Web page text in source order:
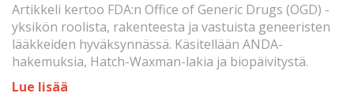
Artikkeli kertoo FDA:n Office of Generic Drugs (OGD) -
yksikön roolista, rakenteesta ja vastuista geneeristen
lääkkeiden hyväksynnässä. Käsitellään ANDA-
hakemuksia, Hatch-Waxman-lakia ja biopäivitystä.
Lue lisää